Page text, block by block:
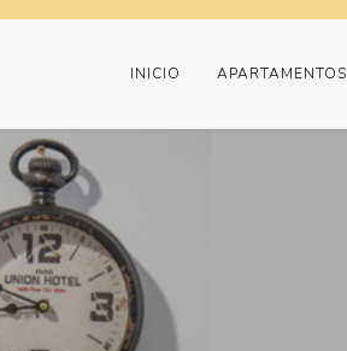
INICIO APARTAMENTOS